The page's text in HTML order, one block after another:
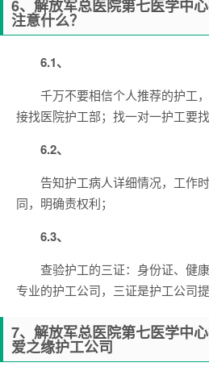
6、解放军总医院第七医学中
注意什么？
6.1、
千万不要相信个人推荐的护工
接找医院护工部；找一对一护工要
6.2、
告知护工病人详细情况，工作
同，明确责权利；
6.3、
查验护工的三证：身份证、健
专业的护工公司，三证是护工公司提
7、解放军总医院第七医学中
爱之缘护工公司